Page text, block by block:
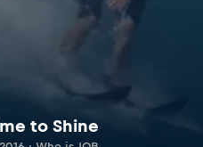
to Shine